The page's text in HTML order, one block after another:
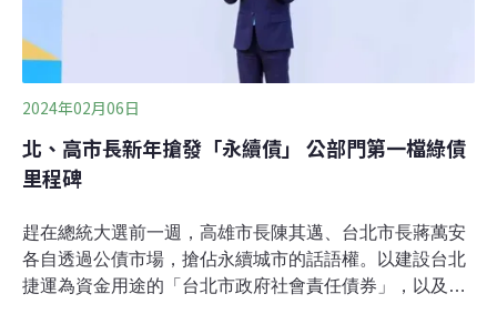
2024年02月06日
北、高市長新年搶發「永續債」 公部門第一檔綠債
里程碑
趕在總統大選前一週，高雄市長陳其邁、台北市長蔣萬安
各自透過公債市場，搶佔永續城市的話語權。以建設台北
捷運為資金用途的「台北市政府社會責任債券」，以及用